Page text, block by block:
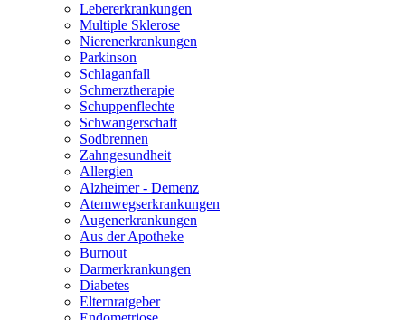
Lebererkrankungen
Multiple Sklerose
Nierenerkrankungen
Parkinson
Schlaganfall
Schmerztherapie
Schuppenflechte
Schwangerschaft
Sodbrennen
Zahngesundheit
Allergien
Alzheimer - Demenz
Atemwegserkrankungen
Augenerkrankungen
Aus der Apotheke
Burnout
Darmerkrankungen
Diabetes
Elternratgeber